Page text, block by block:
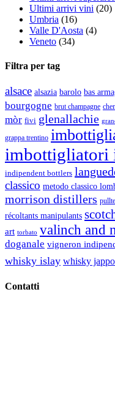
Ultimi arrivi vini (20)
Umbria (16)
Valle D'Aosta (4)
Veneto (34)
Filtra per tag
alsace alsazia barolo bas
bourgogne brut champagne
mòr fivi glenallachie
grappa trentino
imbottigliatori
indipendent bottlers
classico metodo classico
morrison distillers
récoltants manipulants
art torbato valinch and
doganale vigneron
whisky islay whisky
Contatti